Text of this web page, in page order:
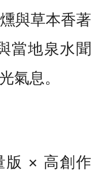
與草本香著
當地泉水聞
氣息。
版 × 高創作